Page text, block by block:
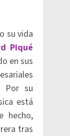
su vida
Piqué
en sus
Por su
está
hecho,
tras